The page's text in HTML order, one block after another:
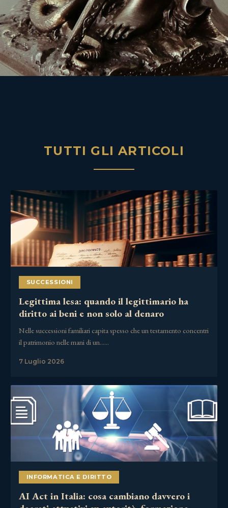
TUTTI GLI ARTICOLI
SUCCESSIONI
Legittima lesa: quando il legittimario ha
diritto ai beni e non solo al denaro
Nelle successioni familiari capita spesso che un testamento concentri
il patrimonio nelle mani di un……
7 Luglio 2026
INFORMATICA E DIRITTO
AI Act in Italia: cosa cambiano davvero i